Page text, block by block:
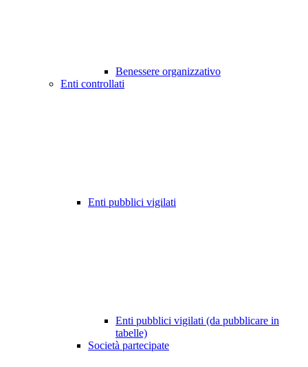
Benessere organizzativo
Enti controllati
Enti pubblici vigilati
Enti pubblici vigilati (da pubblicare in
tabelle)
Società partecipate